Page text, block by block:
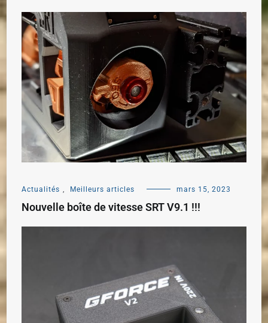
Actualités Meilleurs articles mars 15, 2023
Nouvelle boîte de vitesse SRT V9.1 !!!